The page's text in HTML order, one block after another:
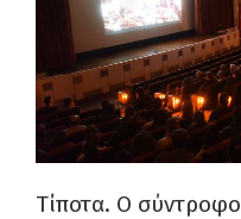
Τίποτα. Ο